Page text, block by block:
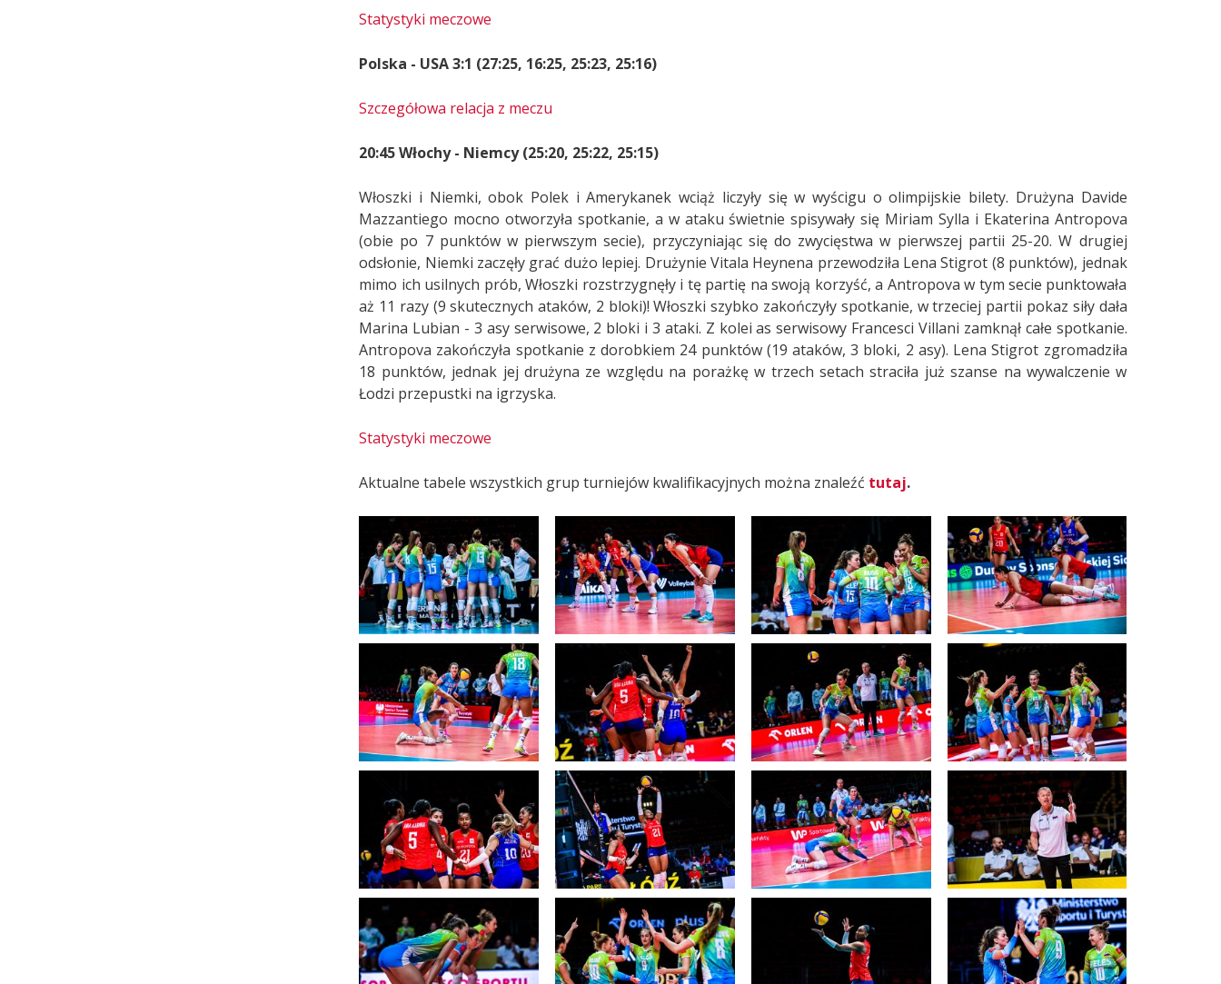
Statystyki meczowe
Polska - USA3:1 (27:25, 16:25, 25:23, 25:16)
Szczegółowa relacja z meczu
20:45 Włochy - Niemcy (25:20, 25:22, 25:15)
Włoszki i Niemki, obok Polek i Amerykanek wciąż liczyły się w wyścigu o olimpijskie bilety. Drużyna Davide
Mazzantiego mocno otworzyła spotkanie, a w ataku świetnie spisywały się Miriam Sylla i Ekaterina Antropova
(obie po 7 punktów w pierwszym secie), przyczyniając się do zwycięstwa w pierwszej partii 25-20. W drugiej
odsłonie, Niemki zaczęły grać dużo lepiej. Drużynie Vitala Heynena przewodziła Lena Stigrot (8 punktów), jednak
mimo ich usilnych prób, Włoszki rozstrzygnęły i tę partię na swoją korzyść, a Antropova w tym secie punktowała
aż 11 razy (9 skutecznych ataków, 2 bloki)! Włoszki szybko zakończyły spotkanie, w trzeciej partii pokaz siły dała
Marina Lubian - 3 asy serwisowe, 2 bloki i 3 ataki. Z kolei as serwisowy Francesci Villani zamknął całe spotkanie.
Antropova zakończyła spotkanie z dorobkiem 24 punktów (19 ataków, 3 bloki, 2 asy). Lena Stigrot zgromadziła
18 punktów, jednak jej drużyna ze względu na porażkę w trzech setach straciła już szanse na wywalczenie w
Łodzi przepustki na igrzyska.
Statystyki meczowe
Aktualne tabele wszystkich grup turniejów kwalifikacyjnych można znaleźć tutaj.